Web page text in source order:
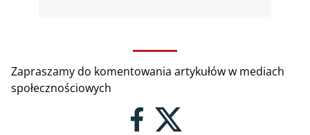
Zapraszamy do komentowania artykułów w mediach
społecznościowych